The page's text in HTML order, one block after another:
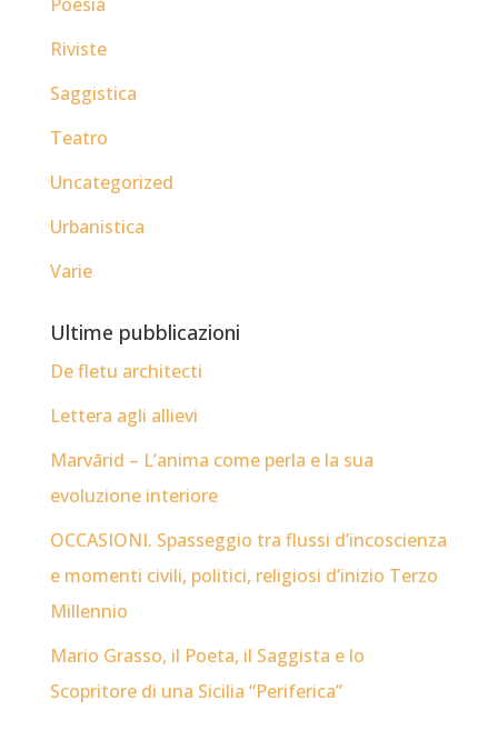
Riviste
Saggistica
Teatro
Uncategorized
Urbanistica
Varie
Ultime pubblicazioni
De fletu architecti
Lettera agli allievi
Marvārid – L’anima come perla e la sua
evoluzione interiore
OCCASIONI. Spasseggio tra flussi d’incoscienza
e momenti civili, politici, religiosi d’inizio Terzo
Millennio
Mario Grasso, il Poeta, il Saggista e lo
Scopritore di una Sicilia “Periferica”